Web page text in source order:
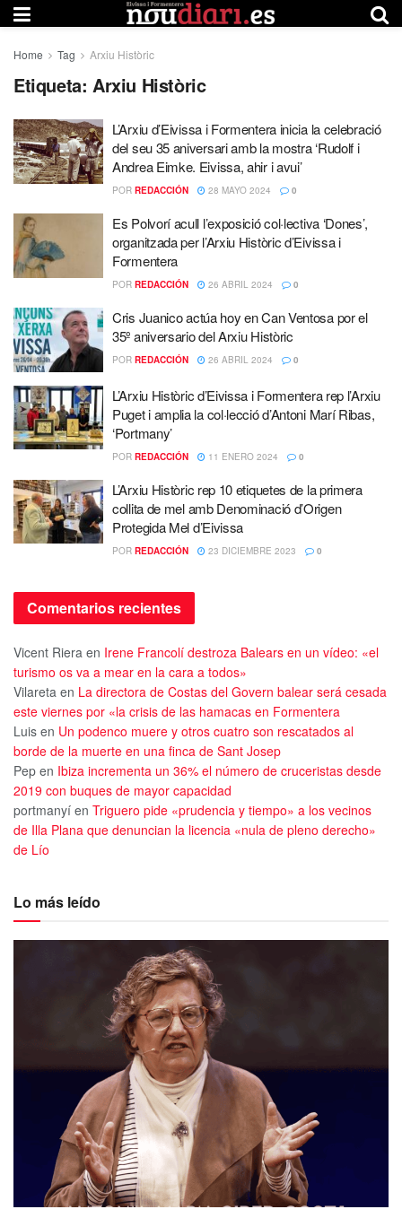
Home Tag Arxiu Històric
Etiqueta: Arxiu Històric
L’Arxiu d’Eivissa i Formentera inicia la celebració
del seu 35 aniversari amb la mostra ‘Rudolf i
Andrea Eimke. Eivissa, ahir i avui’
POR REDACCIÓN 28 MAYO 2024 0
Es Polvorí acull l’exposició col·lectiva ‘Dones’,
organitzada per l’Arxiu Històric d’Eivissa i
Formentera
POR REDACCIÓN 26 ABRIL 2024 0
Cris Juanico actúa hoy en Can Ventosa por el
35º aniversario del Arxiu Històric
POR REDACCIÓN 26 ABRIL 2024 0
L’Arxiu Històric d’Eivissa i Formentera rep l’Arxiu
Puget i amplia la col·lecció d’Antoni Marí Ribas,
‘Portmany’
POR REDACCIÓN 11 ENERO 2024 0
L’Arxiu Històric rep 10 etiquetes de la primera
collita de mel amb Denominació d’Origen
Protegida Mel d’Eivissa
POR REDACCIÓN 23 DICIEMBRE 2023 0
Comentarios recientes
Vicent Riera en Irene Francolí destroza Balears en un vídeo: «el
turismo os va a mear en la cara a todos»
Vilareta en La directora de Costas del Govern balear será cesada
este viernes por «la crisis de las hamacas en Formentera
Luis en Un podenco muere y otros cuatro son rescatados al
borde de la muerte en una finca de Sant Josep
Pep en Ibiza incrementa un 36% el número de cruceristas desde
2019 con buques de mayor capacidad
portmanyí en Triguero pide «prudencia y tiempo» a los vecinos
de Illa Plana que denuncian la licencia «nula de pleno derecho»
de Lío
Lo más leído